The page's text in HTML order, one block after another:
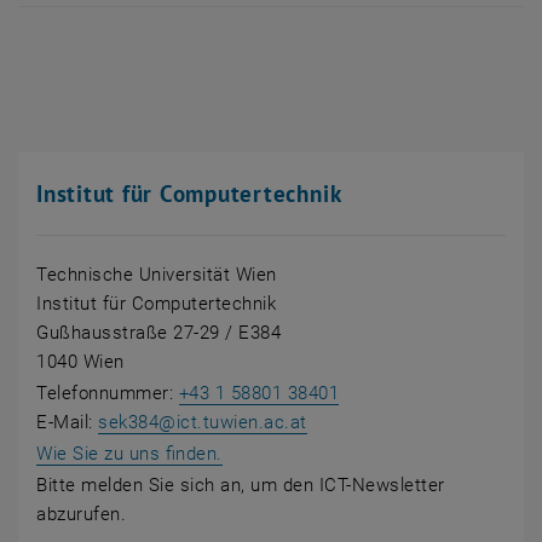
Institut für Computertechnik
Technische Universität Wien
Institut für Computertechnik
Gußhausstraße 27-29 / E384
1040 Wien
Telefonnummer: +43 1 58801 38401
E-Mail: sek384@ict.tuwien.ac.at
Wie Sie zu uns finden.
Bitte melden Sie sich an, um den ICT-Newsletter
abzurufen.